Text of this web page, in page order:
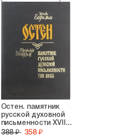
Остен. памятник
русской духовной
письменности XVII...
388 ₽ 358 ₽